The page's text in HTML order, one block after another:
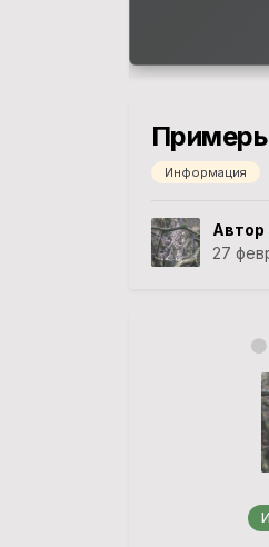
Информация
Автор
27